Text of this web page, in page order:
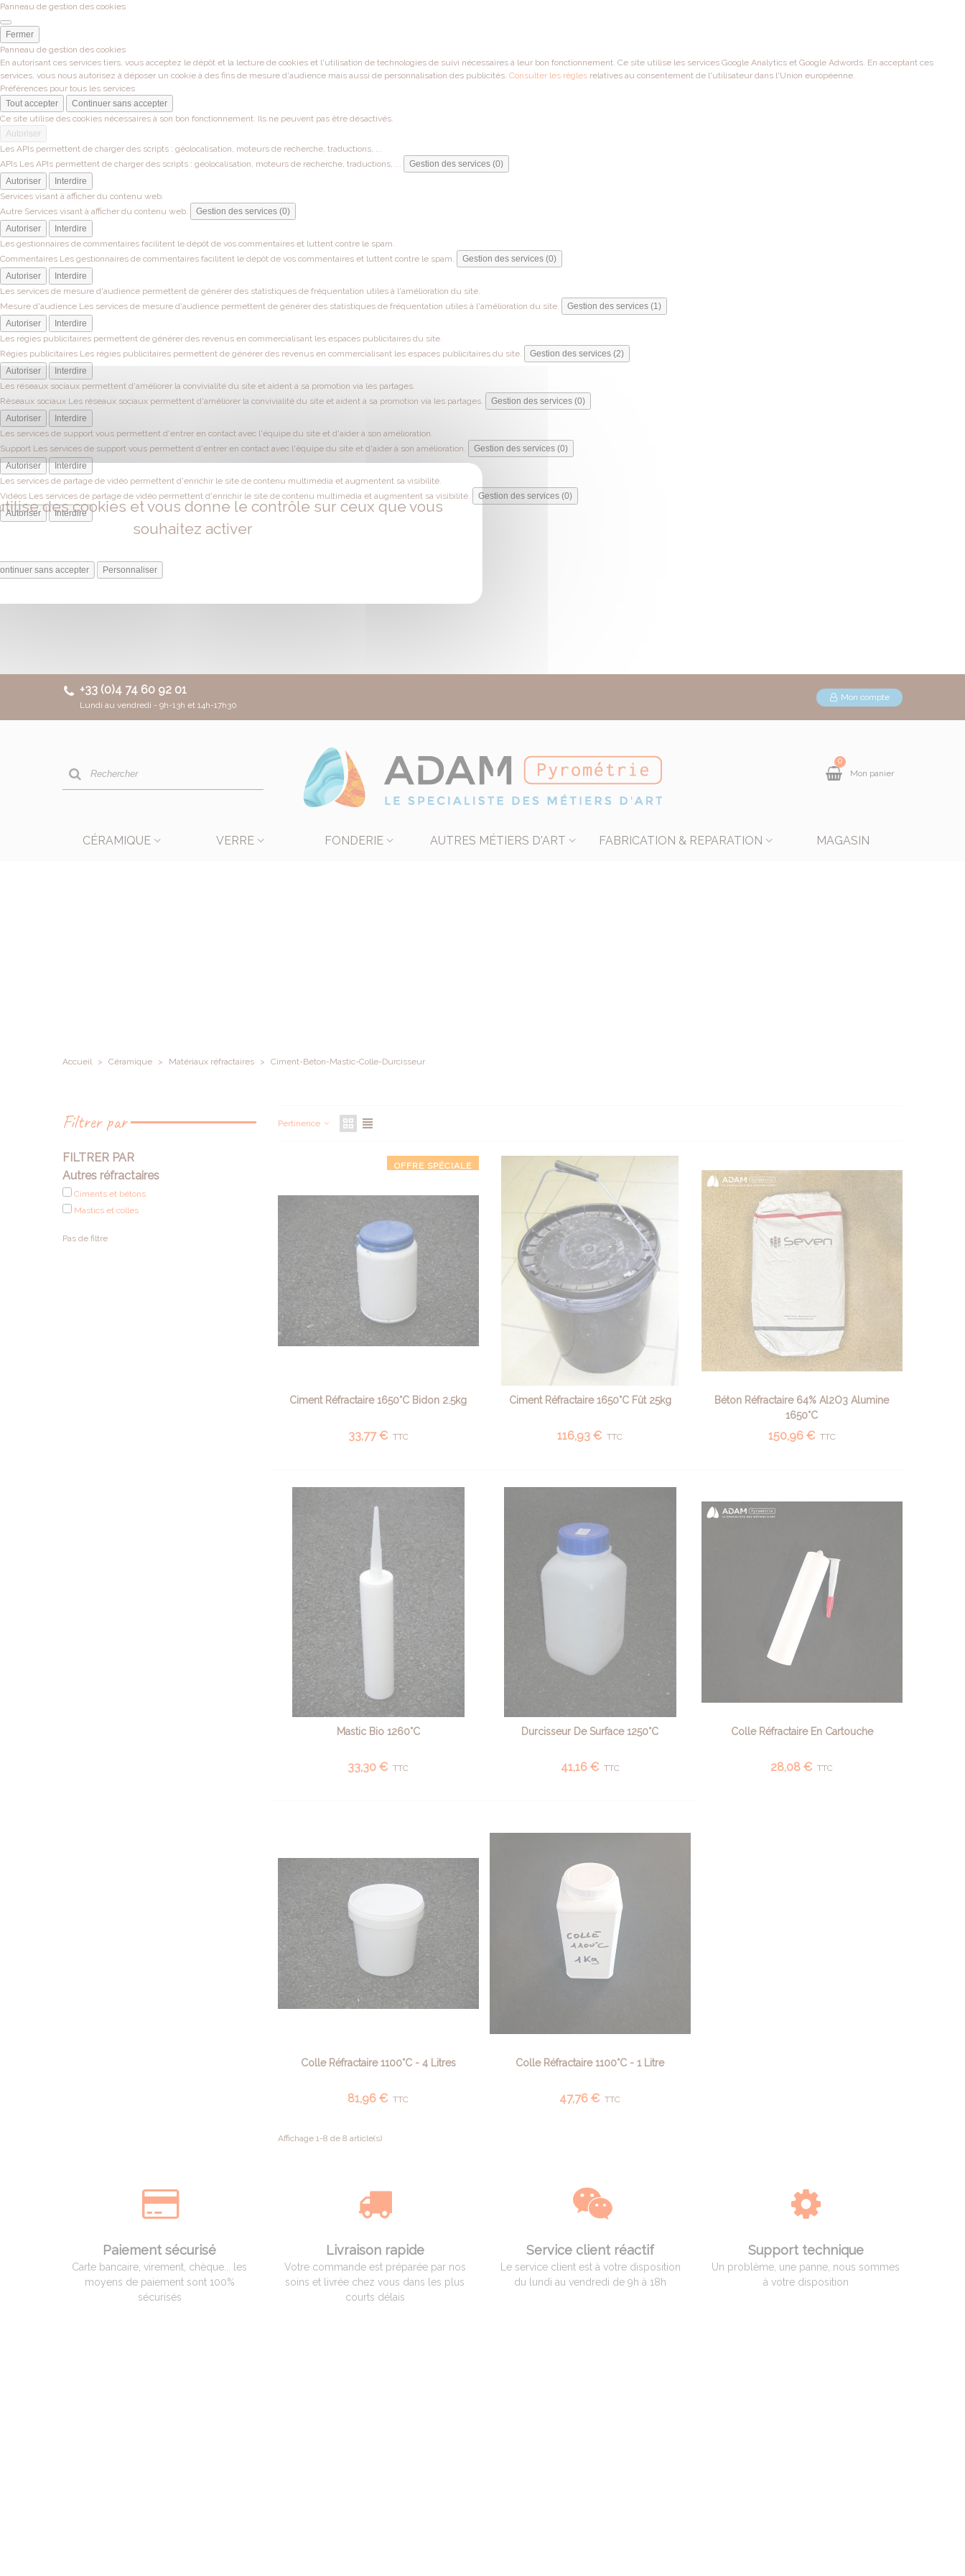
Panneau de gestion des cookies
Fermer
Panneau de gestion des cookies
En autorisant ces services tiers, vous acceptez le dépôt et la lecture de cookies et l'utilisation de technologies de suivi nécessaires à leur bon fonctionnement. Ce site utilise les services Google Analytics et Google Adwords. En acceptant ces
services, vous nous autorisez à déposer un cookie à des fins de mesure d'audience mais aussi de personnalisation des publicités. Consulter les règles relatives au consentement de l'utilisateur dans l'Union européenne.
Préférences pour tous les services
Tout accepter
Continuer sans accepter
Ce site utilise des cookies nécessaires à son bon fonctionnement. Ils ne peuvent pas être désactivés.
Autoriser
Les APIs permettent de charger des scripts : géolocalisation, moteurs de recherche, traductions, ...
APIs Les APIs permettent de charger des scripts : géolocalisation, moteurs de recherche, traductions, ...
Gestion des services (0)
Autoriser
Interdire
Services visant à afficher du contenu web.
Autre Services visant à afficher du contenu web.
Gestion des services (0)
Autoriser
Interdire
Les gestionnaires de commentaires facilitent le dépôt de vos commentaires et luttent contre le spam.
Commentaires Les gestionnaires de commentaires facilitent le dépôt de vos commentaires et luttent contre le spam.
Gestion des services (0)
Autoriser
Interdire
Les services de mesure d'audience permettent de générer des statistiques de fréquentation utiles à l'amélioration du site.
Mesure d'audience Les services de mesure d'audience permettent de générer des statistiques de fréquentation utiles à l'amélioration du site.
Gestion des services (1)
Autoriser
Interdire
Les régies publicitaires permettent de générer des revenus en commercialisant les espaces publicitaires du site.
Régies publicitaires Les régies publicitaires permettent de générer des revenus en commercialisant les espaces publicitaires du site.
Gestion des services (2)
Autoriser
Interdire
Les réseaux sociaux permettent d'améliorer la convivialité du site et aident à sa promotion via les partages.
Réseaux sociaux Les réseaux sociaux permettent d'améliorer la convivialité du site et aident à sa promotion via les partages.
Gestion des services (0)
Autoriser
Interdire
Les services de support vous permettent d'entrer en contact avec l'équipe du site et d'aider à son amélioration.
Support Les services de support vous permettent d'entrer en contact avec l'équipe du site et d'aider à son amélioration.
Gestion des services (0)
Autoriser
Interdire
Les services de partage de vidéo permettent d'enrichir le site de contenu multimédia et augmentent sa visibilité.
Vidéos Les services de partage de vidéo permettent d'enrichir le site de contenu multimédia et augmentent sa visibilité.
Gestion des services (0)
Autoriser
Interdire
des cookies et vous donne le contrôle sur ceux que vous
souhaitez activer
sans accepter Personnaliser
+33 (0)4 74 60 92 01
Lundi au vendredi - 9h-13h et 14h-17h30
Mon compte
0
Mon panier
CÉRAMIQUE VERRE FONDERIE AUTRES MÉTIERS D'ART FABRICATION & REPARATION MAGASIN
Accueil > Céramique > Matériaux réfractaires > Ciment-Béton-Mastic-Colle-Durcisseur
Filtrer par
FILTRER PAR
Autres réfractaires
Ciments et bétons
Mastics et colles
Pas de filtre
Pertinence
OFFRE SPÉCIALE
AJOUTER AU PANIER
Ciment Réfractaire 1650°C Bidon 2.5kg
33,77 € TTC
AJOUTER AU PANIER
Ciment Réfractaire 1650°C Fût 25kg
116,93 € TTC
AJOUTER AU PANIER
Béton Réfractaire 64% Al2O3 Alumine
1650°C
150,96 € TTC
AJOUTER AU PANIER
Mastic Bio 1260°C
33,30 € TTC
AFFICHER PLUS
Durcisseur De Surface 1250°C
41,16 € TTC
AJOUTER AU PANIER
Colle Réfractaire En Cartouche
28,08 € TTC
AJOUTER AU PANIER
Colle Réfractaire 1100°C - 4 Litres
81,96 € TTC
AJOUTER AU PANIER
Colle Réfractaire 1100°C - 1 Litre
47,76 € TTC
Affichage 1-8 de 8 article(s)
Paiement sécurisé
Carte bancaire, virement, chèque... les
moyens de paiement sont 100%
sécurisés
Livraison rapide
Votre commande est préparée par nos
soins et livrée chez vous dans les plus
courts délais
Service client réactif
Le service client est à votre disposition
du lundi au vendredi de 9h à 18h
Support technique
Un problème, une panne, nous sommes
à votre disposition